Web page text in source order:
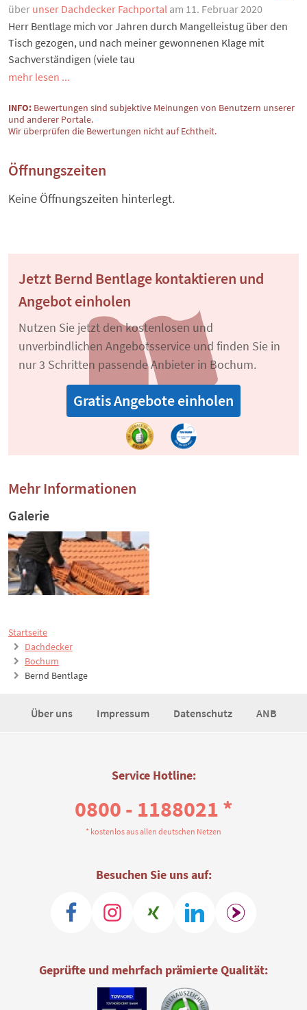
Startseite
Dachdecker
Bochum
Bernd Bentlage
über unser Dachdecker Fachportal am 11. Februar 2020
Herr Bentlage mich vor Jahren durch Mangelleistug über den
Tisch gezogen, und nach meiner gewonnenen Klage mit
Sachverständigen (viele tau
mehr lesen ...
INFO: Bewertungen sind subjektive Meinungen von Benutzern unserer
und anderer Portale.
Wir überprüfen die Bewertungen nicht auf Echtheit.
Öffnungszeiten
Keine Öffnungszeiten hinterlegt.
Jetzt Bernd Bentlage kontaktieren und
Angebot einholen
Nutzen Sie jetzt den kostenlosen und
unverbindlichen Angebotsservice und finden Sie in
nur 3 Schritten passende Anbieter in Bochum.
Gratis Angebote einholen
Mehr Informationen
Galerie
Über uns Impressum Datenschutz ANB
Service Hotline:
0800 - 1188021 *
* kostenlos aus allen deutschen Netzen
Besuchen Sie uns auf:
Geprüfte und mehrfach prämierte Qualität: